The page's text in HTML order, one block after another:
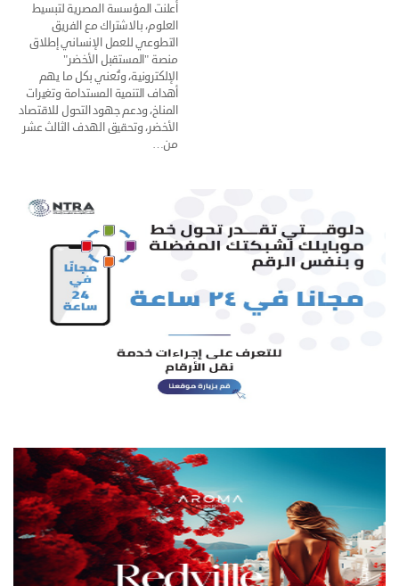
أعلنت المؤسسة المصرية لتبسيط
العلوم، بالاشتراك مع الفريق
التطوعي للعمل الإنساني إطلاق
منصة "المستقبل الأخضر"
الإلكترونية، وتُعني بكل ما يهم
أهداف التنمية المستدامة وتغيرات
المناخ، ودعم جهود التحول للاقتصاد
الأخضر، وتحقيق الهدف الثالث عشر
من…